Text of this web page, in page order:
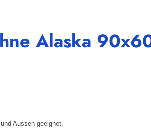
Alaska
Aussen geeignet.